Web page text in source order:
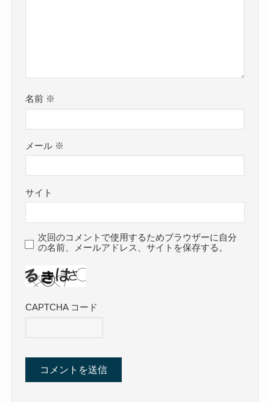
名前 ※
メール ※
サイト
次回のコメントで使用するためブラウザーに自分
の名前、メールアドレス、サイトを保存する。
CAPTCHA コード